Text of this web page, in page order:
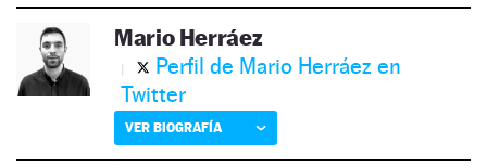
Mario Herráez
Perfil de Mario Herráez en
Twitter
VER BIOGRAFÍA